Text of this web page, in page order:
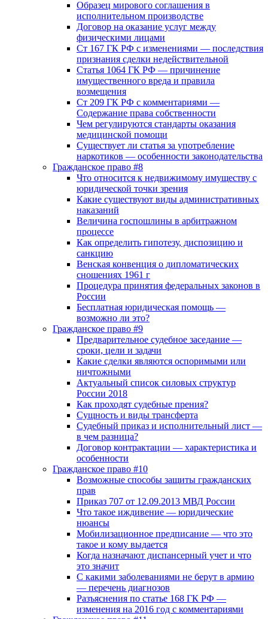
Образец мирового соглашения в
исполнительном производстве
Договор на оказание услуг между
физическими лицами
Ст 167 ГК РФ с изменениями — последствия
признания сделки недействительной
Статья 1064 ГК РФ — причинение
имущественного вреда и правила
возмещения
Ст 209 ГК РФ с комментариями —
Содержание права собственности
Чем регулируются стандарты оказания
медицинской помощи
Существует ли статья за употребление
наркотиков — особенности законодательства
Гражданское право #8
Что относится к недвижимому имуществу с
юридической точки зрения
Какие существуют виды административных
наказаний
Величина госпошлины в арбитражном
процессе
Как определить гипотезу, диспозицию и
санкцию
Венская конвенция о дипломатических
сношениях 1961 г
Процедура принятия федеральных законов в
России
Бесплатная юридическая помощь —
возможно ли это?
Гражданское право #9
Предварительное судебное заседание —
сроки, цели и задачи
Какие сделки являются оспоримыми или
ничтожными
Актуальный список силовых структур
России 2018
Как проходят судебные прения?
Сущность и виды трансферта
Судебный приказ и исполнительный лист —
в чем разница?
Договор контрактации — характеристика и
особенности
Гражданское право #10
Возможные способы защиты гражданских
прав
Приказ 707 от 12.09.2013 МВД России
Что такое иждивение — юридические
нюансы
Мобилизационное предписание — что это
такое и кому выдается
Когда назначают диспансерный учет и что
это значит
С какими заболеваниями не берут в армию
— перечень диагнозов
Разъяснения по статье 168 ГК РФ —
изменения на 2016 год с комментариями